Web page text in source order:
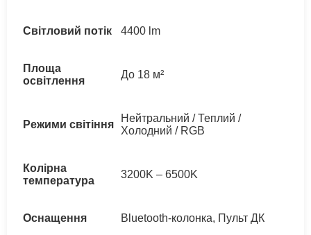
Світловий потік 4400 lm
Площа
освітлення
До 18 м²
Режими світіння
Нейтральний / Теплий /
Холодний / RGB
Колірна
температура
3200K – 6500K
Оснащення Bluetooth-колонка, Пульт ДК